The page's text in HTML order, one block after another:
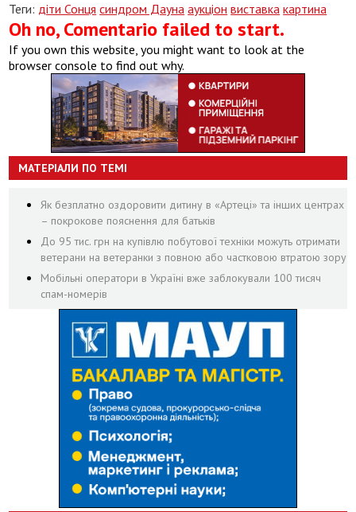
Теги: діти Сонця синдром Дауна аукціон виставка картина
Oh no, Comentario failed to start.
If you own this website, you might want to look at the
browser console to find out why.
МАТЕРІАЛИ ПО ТЕМІ
Як безплатно оздоровити дитину в «Артеці» та інших центрах
– покрокове пояснення для батьків
До 95 тис. грн на купівлю побутової техніки можуть отримати
ветерани на ветеранки з повною або частковою втратою зору
Мобільні оператори в Україні вже заблокували 100 тисяч
спам-номерів